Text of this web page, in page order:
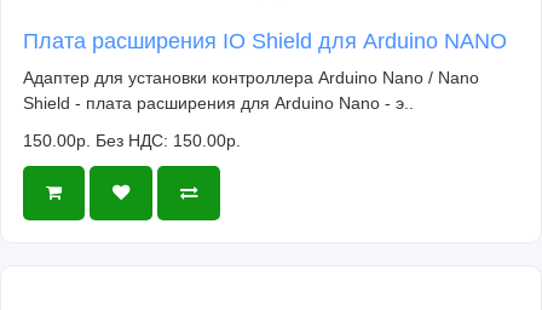
Плата расширения IO Shield для Arduino NANO
Адаптер для установки контроллера Arduino Nano / Nano
Shield - плата расширения для Arduino Nano - э..
150.00р. Без НДС: 150.00р.